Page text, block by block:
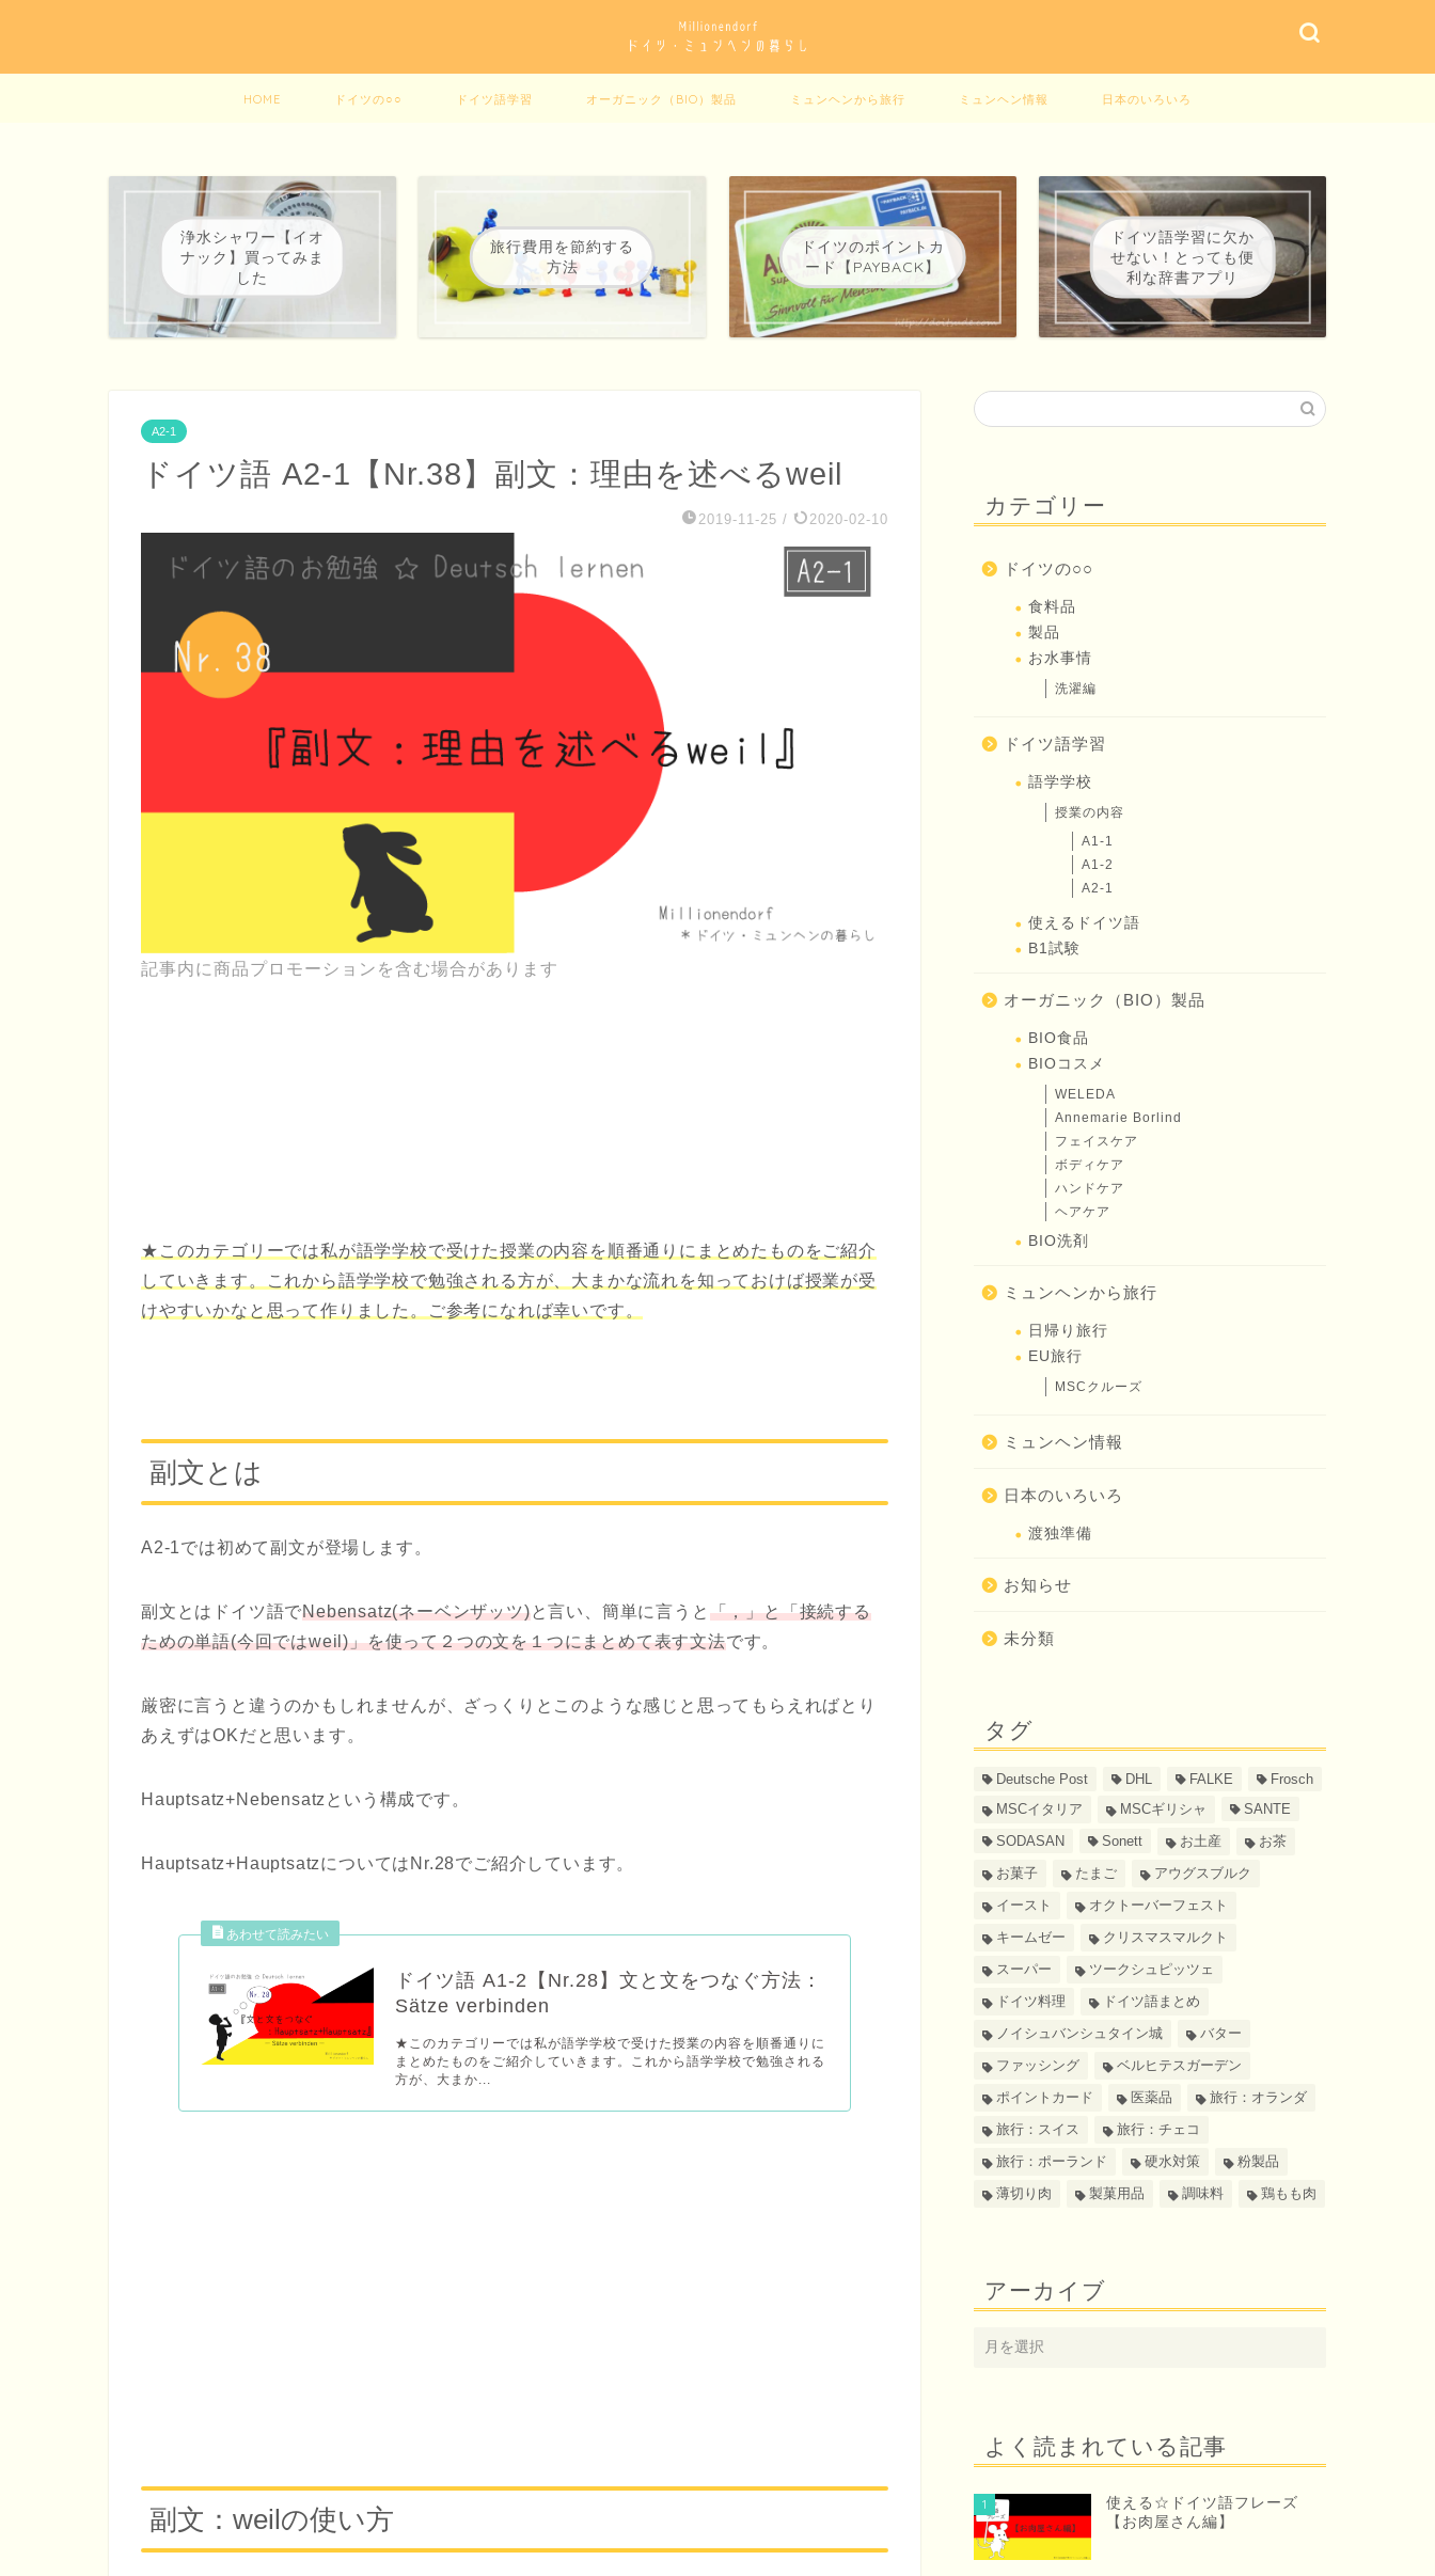
HOME ドイツの○○ ドイツ語学習 オーガニック（BIO）製品 ミュンヘンから旅行 ミュンヘン情報 日本のいろいろ
浄水シャワー【イオ
ナック】買ってみま
した
旅行費用を節約する
方法
ドイツのポイントカ
ード【PAYBACK】
ドイツ語学習に欠か
せない！とっても便
利な辞書アプリ
A2-1
ドイツ語 A2-1【Nr.38】副文：理由を述べるweil
2019-11-25 / 2020-02-10
記事内に商品プロモーションを含む場合があります
★このカテゴリーでは私が語学学校で受けた授業の内容を順番通りにまとめたものをご紹介
していきます。これから語学学校で勉強される方が、大まかな流れを知っておけば授業が受
けやすいかなと思って作りました。ご参考になれば幸いです。
副文とは
A2-1では初めて副文が登場します。
副文とはドイツ語でNebensatz(ネーベンザッツ)と言い、簡単に言うと 「，」と「接続する
ための単語(今回ではweil)」を使って２つの文を１つにまとめて表す文法です。
厳密に言うと違うのかもしれませんが、ざっくりとこのような感じと思ってもらえればとり
あえずはOKだと思います。
Hauptsatz+Nebensatzという構成です。
Hauptsatz+HauptsatzについてはNr.28でご紹介しています。
ドイツ語 A1-2【Nr.28】文と文をつなぐ方法：
Sätze verbinden
★このカテゴリーでは私が語学学校で受けた授業の内容を順番通りに
まとめたものをご紹介していきます。これから語学学校で勉強される
方が、大まか...
副文：weilの使い方
カテゴリー
ドイツの○○
食料品
製品
お水事情
洗濯編
ドイツ語学習
語学学校
授業の内容
A1-1
A1-2
A2-1
使えるドイツ語
B1試験
オーガニック（BIO）製品
BIO食品
BIOコスメ
WELEDA
Annemarie Borlind
フェイスケア
ボディケア
ハンドケア
ヘアケア
BIO洗剤
ミュンヘンから旅行
日帰り旅行
EU旅行
MSCクルーズ
ミュンヘン情報
日本のいろいろ
渡独準備
お知らせ
未分類
タグ
Deutsche Post DHL FALKE
Frosch
MSCイタリア
MSCギリシャ
SANTE
SODASAN
Sonett お土産
お茶
お菓子
たまご
アウグスブルク
イースト
オクトーバーフェスト
キームゼー
クリスマスマルクト
スーパー
ツークシュピッツェ
ドイツ料理
ドイツ語まとめ
ノイシュバンシュタイン城
バター
ファッシング
ベルヒテスガーデン
ポイントカード
医薬品
旅行：オランダ
旅行：スイス
旅行：チェコ
旅行：ポーランド
硬水対策
粉製品
薄切り肉
製菓用品 調味料 鶏もも肉
アーカイブ
よく読まれている記事
1
使える☆ドイツ語フレーズ
【お肉屋さん編】